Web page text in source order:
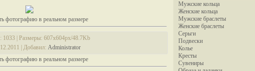
Мужские кольца
Женские кольца
Мужские браслеты
Женские браслеты
Серьги
Подвески
Колье
Кресты
Сувениры
фотографию в реальном размере
: 1033 | Размеры: 607x604px/48.7Kb
| Добавил: Administrator
фотографию в реальном размере